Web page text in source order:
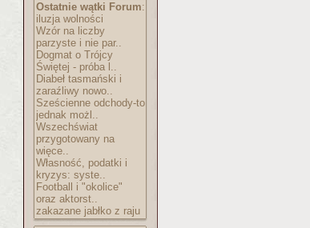
Ostatnie wątki Forum:
iluzja wolności
Wzór na liczby
parzyste i nie par..
Dogmat o Trójcy
Świętej - próba l..
Diabeł tasmański i
zaraźliwy nowo..
Sześcienne odchody-to
jednak możl..
Wszechświat
przygotowany na
więce..
Własność, podatki i
kryzys: syste..
Football i "okolice"
oraz aktorst..
zakazane jabłko z raju